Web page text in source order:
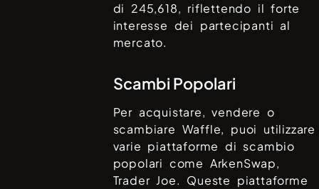
di 245,618, riflettendo il forte
interesse dei partecipanti al
mercato.
Scambi Popolari
Per acquistare, vendere o
scambiare Waffle, puoi utilizzare
varie piattaforme di scambio
popolari come ArkenSwap,
Trader Joe. Queste piattaforme